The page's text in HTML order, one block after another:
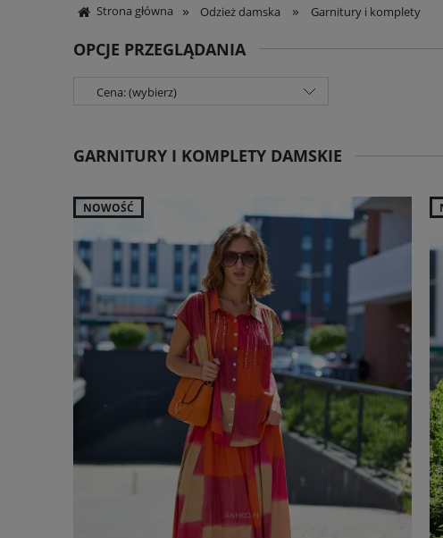
Strona główna » Odzież damska » Garnitury i komplety
OPCJE PRZEGLĄDANIA
Cena: (wybierz)
GARNITURY I KOMPLETY DAMSKIE
NOWOŚĆ